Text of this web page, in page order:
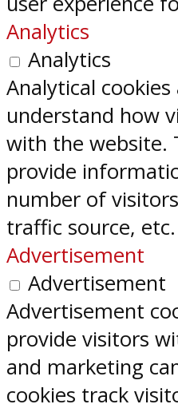
Analytics
Analytics
Analytical
understand how
with the website.
provide
number of
traffic source, etc.
Advertisement
Advertisement
Advertisement
provide visitors
and marketing
cookies track